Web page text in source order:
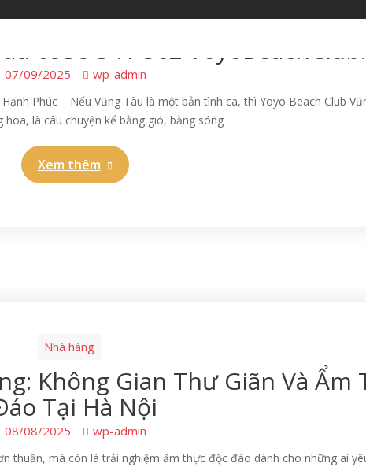
Nhà hàng
0938 341 562
07/09/2025 wp-admin
Phúc Nếu Vũng Tàu là một bản tình ca, thì Yoyo Beach Club
hoa, là câu chuyện kể bằng gió, bằng sóng
Xem thêm
Nhà hàng
Không Gian Thư Giãn Và Ẩm
Tại Hà Nội
08/08/2025 wp-admin
thuần, mà còn là trải nghiệm ẩm thực độc đáo dành cho những ai